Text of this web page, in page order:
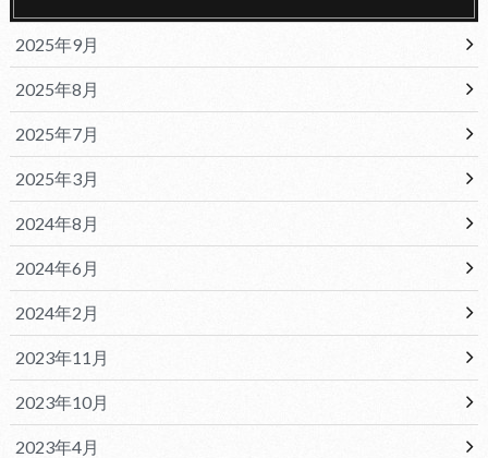
2025年9月
2025年8月
2025年7月
2025年3月
2024年8月
2024年6月
2024年2月
2023年11月
2023年10月
2023年4月